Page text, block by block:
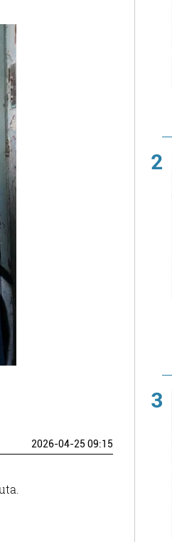
2026-04-25 09:15
2
3